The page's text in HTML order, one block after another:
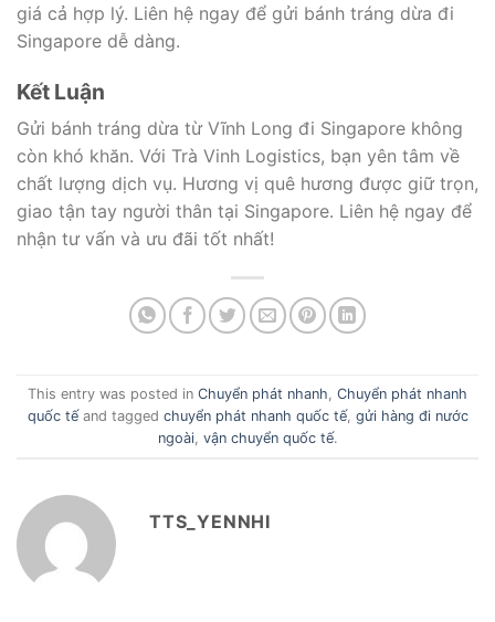
giá cả hợp lý. Liên hệ ngay để gửi bánh tráng dừa đi
Singapore dễ dàng.
Kết Luận
Gửi bánh tráng dừa từ Vĩnh Long đi Singapore không
còn khó khăn. Với Trà Vinh Logistics, bạn yên tâm về
chất lượng dịch vụ. Hương vị quê hương được giữ trọn,
giao tận tay người thân tại Singapore. Liên hệ ngay để
nhận tư vấn và ưu đãi tốt nhất!
This entry was posted in Chuyển phát nhanh Chuyển phát nhanh
quốc tếand tagged chuyển phát nhanh quốc tế, gửi hàng đi nước
ngoài, vận chuyển quốc tế.
TTS_YENNHI